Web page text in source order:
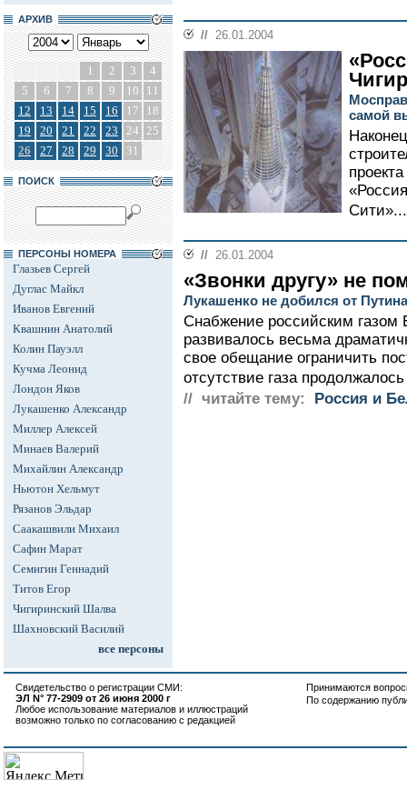
АРХИВ
1 2 3
4
5
6 7 8 9 10
11
12
13 14 15 16 17
18
19
20 21 22 23 24 25
26
27 28 29 30 31
ПОИСК
ПЕРСОНЫ НОМЕРА
Глазьев Сергей
Дуглас Майкл
Иванов Евгений
Квашнин Анатолий
Колин Пауэлл
Кучма Леонид
Лондон Яков
Лукашенко Александр
Миллер Алексей
Минаев Валерий
Михайлин Александр
Ньютон Хельмут
Рязанов Эльдар
Саакашвили Михаил
Сафин Марат
Семигин Геннадий
Титов Егор
Чигиринский Шалва
Шахновский Василий
все персоны
// 26.01.2004
самой
Сити»...
// 26.01.2004
«Звонки другу» не
Лукашенко не добился от
Снабжение российским газом
развивалось весьма
свое обещание ограничить
отсутствие газа
// читайте тему:
Россия и
Свидетельство о регистрации СМИ:
ЭЛ N° 77-2909 от 26 июня 2000 г
Любое использование материалов и иллюстраций
возможно только по согласованию с редакцией
Принимаются
По содержанию